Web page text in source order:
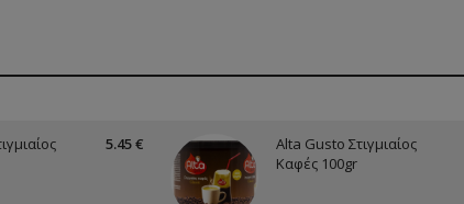
5.45 €
Alta Gusto Στιγμιαίος
Καφές 100gr